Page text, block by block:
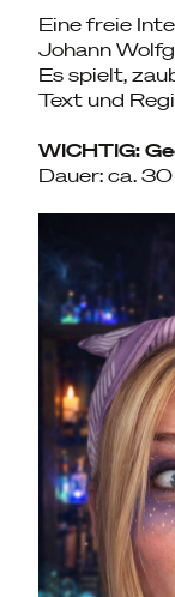
Eine freie
Johann
Es spielt,
Text und
WICHTIG:
Dauer: ca.